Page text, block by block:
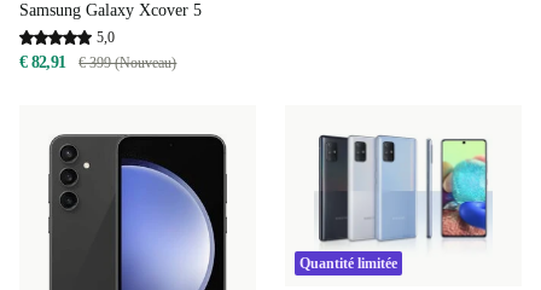
Samsung Galaxy Xcover 5
5,0
€ 82,91 € 399 (Nouveau)
Quantité limitée